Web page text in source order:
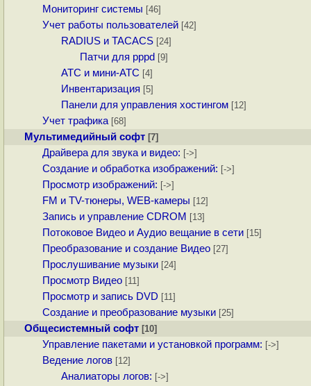
Мониторинг системы [46]
Учет работы пользователей [42]
RADIUS и TACACS [24]
Патчи для pppd [9]
АТС и мини-АТС [4]
Инвентаризация [5]
Панели для управления хостингом [12]
Учет трафика [68]
Мультимедийный софт [7]
Драйвера для звука и видео: [->]
Создание и обработка изображений: [->]
Просмотр изображений: [->]
FM и TV-тюнеры, WEB-камеры [12]
Запись и управление CDROM [13]
Потоковое Видео и Аудио вещание в сети [15]
Преобразование и создание Видео [27]
Прослушивание музыки [24]
Просмотр Видео [11]
Просмотр и запись DVD [11]
Создание и преобразование музыки [25]
Общесистемный софт [10]
Управление пакетами и установкой программ: [->]
Ведение логов [12]
Аналиаторы логов: [->]